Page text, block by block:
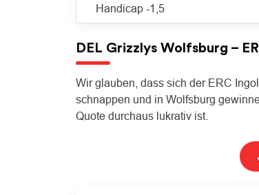
Handicap -1,5
DEL Grizzlys Wolfsburg –
Wir glauben, dass sich der ERC
schnappen und in Wolfsburg
Quote durchaus lukrativ ist.